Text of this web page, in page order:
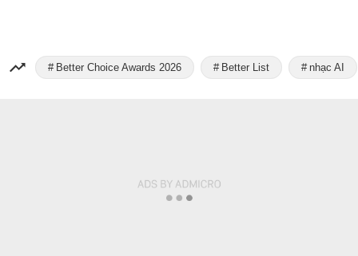
Better Choice Awards 2026 Better List nhạc AI